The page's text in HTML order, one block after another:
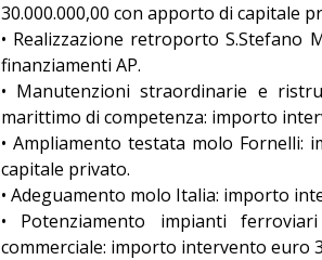
30.000.000,00 con apporto di capitale
• Realizzazione retroporto S.Stefano
finanziamenti AP.
• Manutenzioni straordinarie e
marittimo di competenza: importo
• Ampliamento testata molo Fornelli:
capitale privato.
• Adeguamento molo Italia: importo
• Potenziamento impianti
commerciale: importo intervento euro